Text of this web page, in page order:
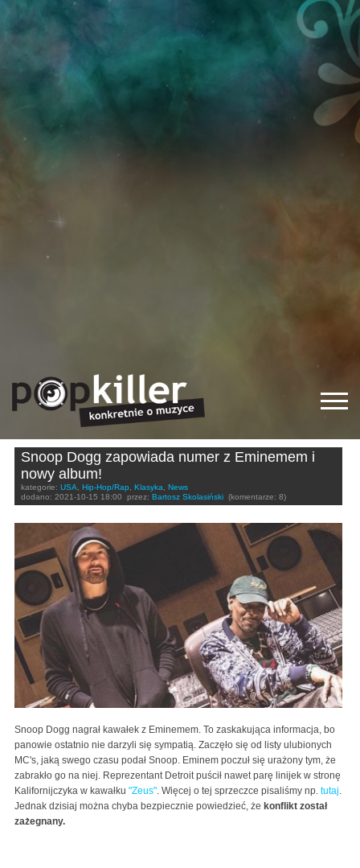
Snoop Dogg zapowiada numer z Eminemem i
nowy album!
kategorie: USA, Hip-Hop/Rap, Klasyka, News
dodano: 2021-10-15 18:00 przez: Bartosz Skolasiński (komentarze: 8)
Snoop Dogg nagrał kawałek z Eminemem. To zaskakująca informacja, bo
panowie ostatnio nie darzyli się sympatią. Zaczęło się od listy ulubionych
MC's, jaką swego czasu podał Snoop. Eminem poczuł się urażony tym, że
zabrakło go na niej. Reprezentant Detroit puścił nawet parę linijek w stronę
Kalifornijczyka w kawałku "Zeus". Więcej o tej sprzeczce pisaliśmy np. tutaj.
Jednak dzisiaj można chyba bezpiecznie powiedzieć, że konflikt został
zażegnany.